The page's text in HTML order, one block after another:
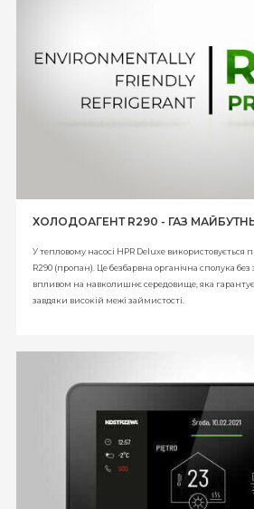
ХОЛОДОАГЕНТ R290 - ГАЗ
У тепловому насосі HPR Deluxe використовується
R290 (пропан). Це безбарвна органічна сполука
впливом на навколишнє середовище, яка
завдяки високій межі займистості.
служби пристрою. Він має нульовий коефіцієнт
потенціал глобального потепління/, що означає
глобальне потепління в порівнянні з іншими
сучасний, екологічно нейтральний холодоагент,
R290 - найсучасніший холодоагент, який гарантує
безпечну експлуатацію та відсутність корозії
насоси не потребують реєстрації або оплати за